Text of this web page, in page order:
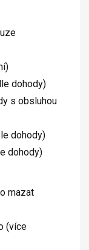
dohody)
s obsluhou
dohody)
dohody)
mazat
(více